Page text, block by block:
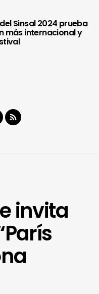
Sinsal 2024 prueba
más internacional y
invita